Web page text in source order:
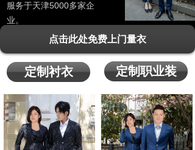
服务于天津5000多家企
业。
点击此处免费上门量衣
定制职业装
定制衬衣